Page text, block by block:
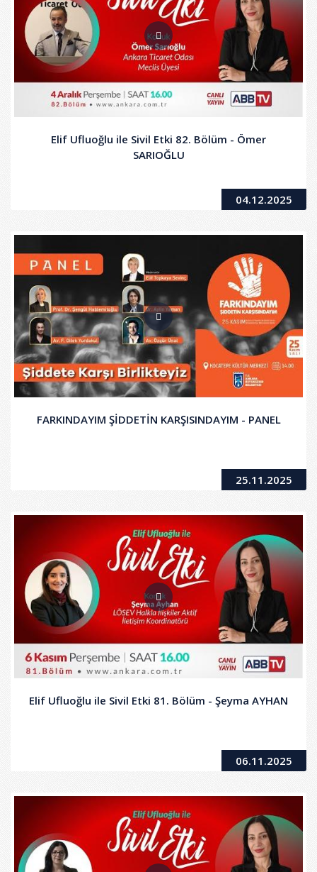
Elif Ufluoğlu ile Sivil Etki 82. Bölüm - Ömer
SARIOĞLU
04.12.2025
FARKINDAYIM ŞİDDETİN KARŞISINDAYIM - PANEL
25.11.2025
Elif Ufluoğlu ile Sivil Etki 81. Bölüm - Şeyma AYHAN
06.11.2025